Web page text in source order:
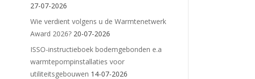
27-07-2026
Wie verdient volgens u de Warmtenetwerk
Award 2026? 20-07-2026
ISSO-instructieboek bodemgebonden e.a
warmtepompinstallaties voor
utiliteitsgebouwen 14-07-2026